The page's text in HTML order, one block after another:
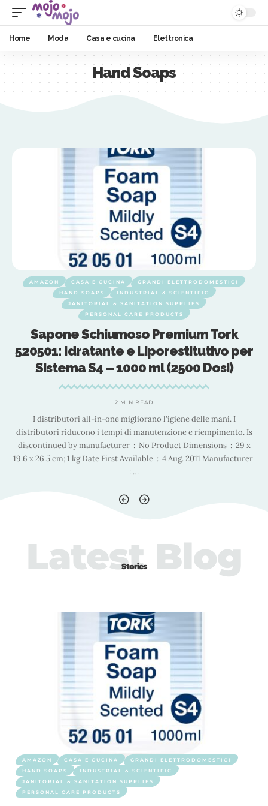
Home Moda Casa e cucina Elettronica
Hand Soaps
AMAZON CASA E CUCINA
GRANDI ELETTRODOMESTICI
HAND SOAPS
INDUSTRIAL & SCIENTIFIC
JANITORIAL & SANITATION SUPPLIES
PERSONAL CARE PRODUCTS
Sapone Schiumoso Premium Tork
520501: Idratante e Liporestitutivo per
Sistema S4 – 1000 ml (2500 Dosi)
2 MIN READ
I distributori all-in-one migliorano l'igiene delle mani. I
distributori riducono i tempi di manutenzione e riempimento. Is
discontinued by manufacturer ‏ : ‎ No Product Dimensions ‏ : ‎ 29 x
19.6 x 26.5 cm; 1 kg Date First Available ‏ : ‎ 4 Aug. 2011 Manufacturer ‏
: ‎ …
Stories
Latest Blog
AMAZON CASA E CUCINA
GRANDI ELETTRODOMESTICI
HAND SOAPS
INDUSTRIAL & SCIENTIFIC
JANITORIAL & SANITATION SUPPLIES
PERSONAL CARE PRODUCTS